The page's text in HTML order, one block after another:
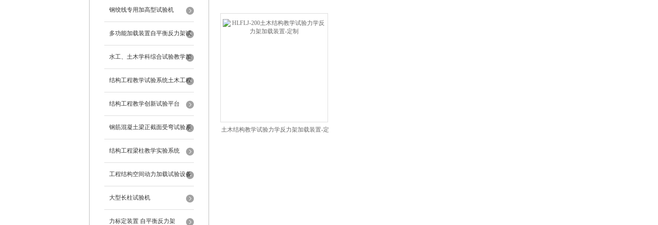
钢绞线专用加高型试验机
多功能加载装置自平衡反力架试
验系统
水工、土木学科综合试验教学加
载系统
结构工程教学试验系统土木工程
试验设备
结构工程教学创新试验平台
钢筋混凝土梁正截面受弯试验系
统
结构工程梁柱教学实验系统
工程结构空间动力加载试验设备
反力框架
大型长柱试验机
力标定装置 自平衡反力架
土木结构教学试验力学反力架加载装置-定